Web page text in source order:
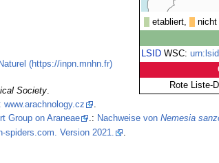
etabliert, nicht
LSIDWSC:
Rote Liste-
(https://inpn.mnhn.fr)
Society.
.
Group on Araneae .: Nachweise von Nemesia
Version 2021.